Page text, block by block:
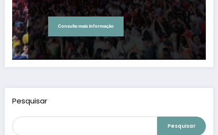
Consulte mais informação
Pesquisar
Pesquisar